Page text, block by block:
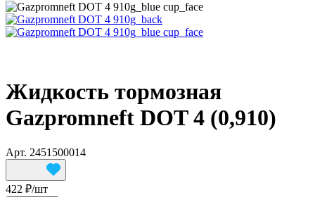
Жидкость тормозная
Gazpromneft DOT 4 (0,910)
Арт. 2451500014
422 ₽/шт